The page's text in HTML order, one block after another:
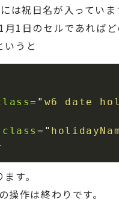
は祝日名が入っていま
1日のセルであればど
いうと
= " w6 date
class= "
す。
作は終わりです。